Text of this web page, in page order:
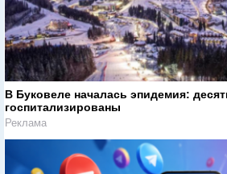
В Буковеле началась эпидемия:
госпитализированы
Реклама